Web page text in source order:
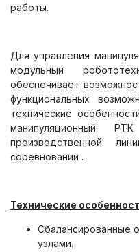
работы.
Для управления
модульный
обеспечивает
функциональных
технические
манипуляционный
производственной
соревнований .
Технические
Сбалансированные
узлами.